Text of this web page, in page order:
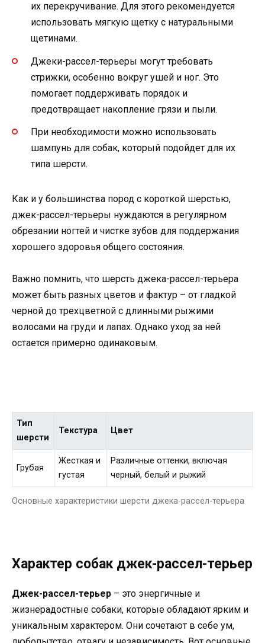
их перекручивание. Для этого рекомендуется
использовать мягкую щетку с натуральными
щетинами.
Джеки-рассел-терьеры могут требовать
стрижки, особенно вокруг ушей и ног. Это
помогает поддерживать порядок и
предотвращает накопление грязи и пыли.
При необходимости можно использовать
шампунь для собак, который подойдет для их
типа шерсти.
Как и у большинства пород с короткой шерстью,
джек-рассел-терьеры нуждаются в регулярном
обрезании ногтей и чистке зубов для поддержания
хорошего здоровья общего состояния.
Важно помнить, что шерсть джека-рассел-терьера
может быть разных цветов и фактур – от гладкой
черной до трехцветной с длинными рыжими
волосами на груди и лапах. Однако уход за ней
остается примерно одинаковым.
Основные характеристики шерсти джека-рассел-терьера
Тип
шерсти
Текстура Цвет
Грубая
Жесткая и
густая
Различные оттенки, включая
черный, белый и рыжий
Характер собак джек-рассел-терьер
Джек-рассел-терьер – это энергичные и
жизнерадостные собаки, которые обладают ярким и
уникальным характером. Они сочетают в себе ум,